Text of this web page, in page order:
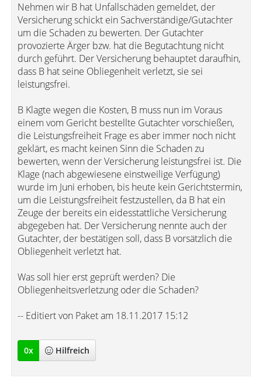
Nehmen wir B hat Unfallschäden gemeldet, der
Versicherung schickt ein Sachverständige/Gutachter
um die Schaden zu bewerten. Der Gutachter
provozierte Ärger bzw. hat die Begutachtung nicht
durch geführt. Der Versicherung behauptet daraufhin,
dass B hat seine Obliegenheit verletzt, sie sei
leistungsfrei.
B Klagte wegen die Kosten, B muss nun im Voraus
einem vom Gericht bestellte Gutachter vorschießen,
die Leistungsfreiheit Frage es aber immer noch nicht
geklärt, es macht keinen Sinn die Schaden zu
bewerten, wenn der Versicherung leistungsfrei ist. Die
Klage (nach abgewiesene einstweilige Verfügung)
wurde im Juni erhoben, bis heute kein Gerichtstermin,
um die Leistungsfreiheit festzustellen, da B hat ein
Zeuge der bereits ein eidesstattliche Versicherung
abgegeben hat. Der Versicherung nennte auch der
Gutachter, der bestätigen soll, dass B vorsätzlich die
Obliegenheit verletzt hat.
Was soll hier erst geprüft werden? Die
Obliegenheitsverletzung oder die Schaden?
-- Editiert von Paket am 18.11.2017 15:12
0x Hilfreich